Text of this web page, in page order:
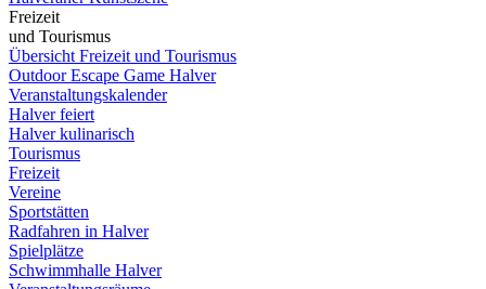
Freizeit
und Tourismus
Übersicht Freizeit und Tourismus
Outdoor Escape Game Halver
Veranstaltungskalender
Halver feiert
Halver kulinarisch
Tourismus
Freizeit
Vereine
Sportstätten
Radfahren in Halver
Spielplätze
Schwimmhalle Halver